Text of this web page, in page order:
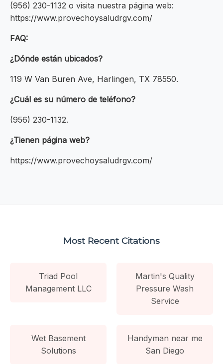
(956) 230-1132 o visita nuestra página web:
https://www.provechoysaludrgv.com/
FAQ:
¿Dónde están ubicados?
119 W Van Buren Ave, Harlingen, TX 78550.
¿Cuál es su número de teléfono?
(956) 230-1132.
¿Tienen página web?
https://www.provechoysaludrgv.com/
Most Recent Citations
Triad Pool
Management LLC
Martin's Quality
Pressure Wash
Service
Wet Basement
Solutions
Handyman near me
San Diego